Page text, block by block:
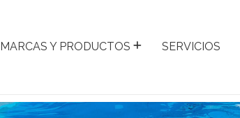
MARCAS Y PRODUCTOS SERVICIOS